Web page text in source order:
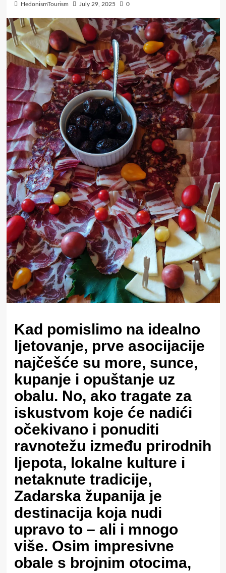
HedonismTourism July 29, 2025 0
Kad pomislimo na idealno
ljetovanje, prve asocijacije
najčešće su more, sunce,
kupanje i opuštanje uz
obalu. No, ako tragate za
iskustvom koje će nadići
očekivano i ponuditi
ravnotežu između prirodnih
ljepota, lokalne kulture i
netaknute tradicije,
Zadarska županija je
destinacija koja nudi
upravo to – ali i mnogo
više. Osim impresivne
obale s brojnim otocima,